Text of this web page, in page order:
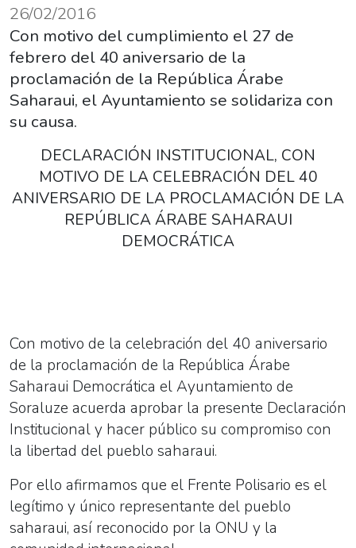
26/02/2016
Con motivo del cumplimiento el 27 de
febrero del 40 aniversario de la
proclamación de la República Árabe
Saharaui, el Ayuntamiento se solidariza con
su causa.
DECLARACIÓN INSTITUCIONAL, CON
MOTIVO DE LA CELEBRACIÓN DEL 40
ANIVERSARIO DE LA PROCLAMACIÓN DE LA
REPÚBLICA ÁRABE SAHARAUI
DEMOCRÁTICA
Con motivo de la celebración del 40 aniversario
de la proclamación de la República Árabe
Saharaui Democrática el Ayuntamiento de
Soraluze acuerda aprobar la presente Declaración
Institucional y hacer público su compromiso con
la libertad del pueblo saharaui.
Por ello afirmamos que el Frente Polisario es el
legítimo y único representante del pueblo
saharaui, así reconocido por la ONU y la